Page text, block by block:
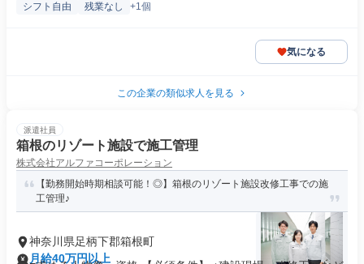
シフト自由 残業なし +1個
気になる
この企業の類似求人を見る
派遣社員
箱根のリゾート施設で施工管理
株式会社アルファコーポレーション
【勤務開始時期相談可能！◎】箱根のリゾート施設改修工事での施
工管理♪
神奈川県足柄下郡箱根町
月給40万円以上